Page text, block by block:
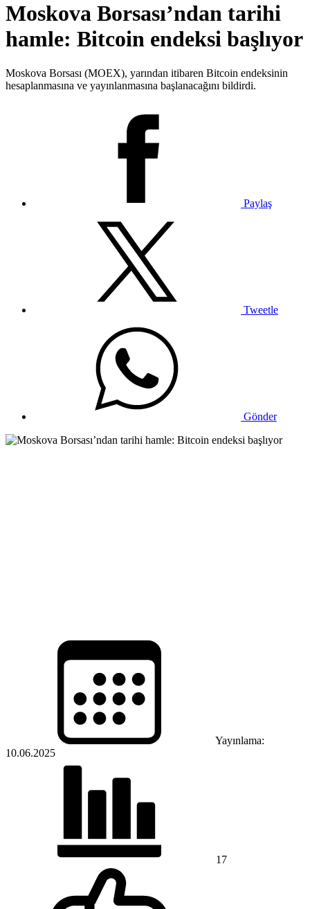
Moskova Borsası’ndan tarihi
hamle: Bitcoin endeksi başlıyor
Moskova Borsası (MOEX), yarından itibaren Bitcoin endeksinin
hesaplanmasına ve yayınlanmasına başlanacağını bildirdi.
Paylaş
Tweetle
Gönder
Yayınlama:
10.06.2025
17